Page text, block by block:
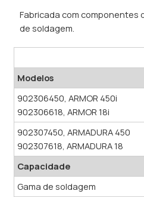
Fabricada com componentes
de soldagem.
Modelos
902306450, ARMOR 450i
902306618, ARMOR 18i
902307450, ARMADURA 450
902307618, ARMADURA 18
Capacidade
Gama de soldagem